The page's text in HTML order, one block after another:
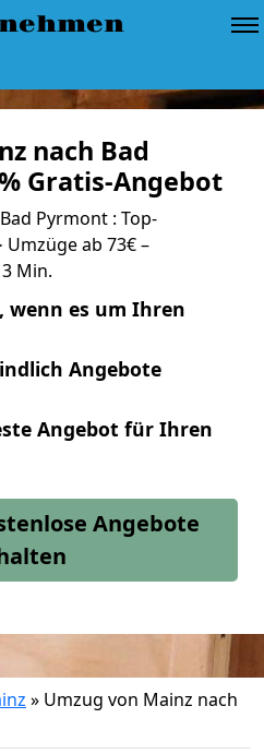
nach Bad
Gratis-Angebot
Pyrmont : Top-
ab 73€ –
Min.
wenn es um Ihren
Angebote
Angebot für Ihren
Angebote
» Umzug von Mainz nach